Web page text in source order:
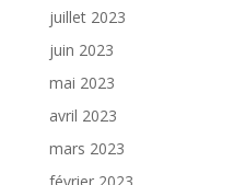
juillet 2023
juin 2023
mai 2023
avril 2023
mars 2023
février 2023